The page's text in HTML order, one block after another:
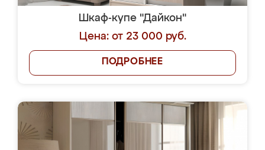
Шкаф-купе "Дайкон"
Цена: от 23 000 руб.
ПОДРОБНЕЕ